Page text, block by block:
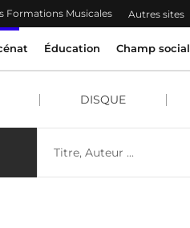
Formations Musicales Autres sites
Éducation Champ social
DISQUE